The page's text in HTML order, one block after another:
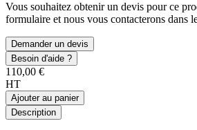
Vous souhaitez obtenir un devis pour ce
formulaire et nous vous contacterons dans
Demander un devis
Besoin d'aide ?
110,00 €
HT
Ajouter au panier
Description